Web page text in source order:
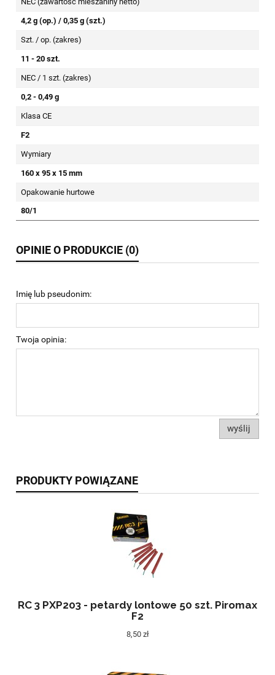
4,2 g (op.) / 0,35 g (szt.)
Szt. / op. (zakres)
11 - 20 szt.
NEC / 1 szt. (zakres)
0,2 - 0,49 g
Klasa CE
F2
Wymiary
160 x 95 x 15 mm
Opakowanie hurtowe
80/1
OPINIE O PRODUKCIE (0)
Imię lub pseudonim:
Twoja opinia:
wyślij
PRODUKTY POWIĄZANE
RC 3 PXP203 - petardy lontowe 50 szt. Piromax
F2
8,50 zł